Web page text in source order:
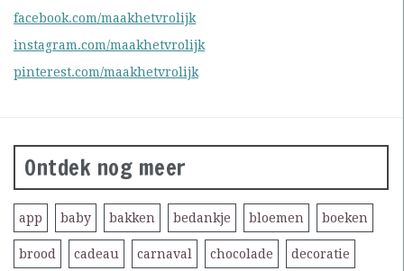
facebook.com/maakhetvrolijk
instagram.com/maakhetvrolijk
pinterest.com/maakhetvrolijk
Ontdek nog meer
app baby bakken bedankje bloemen boeken
brood cadeau carnaval chocolade decoratie